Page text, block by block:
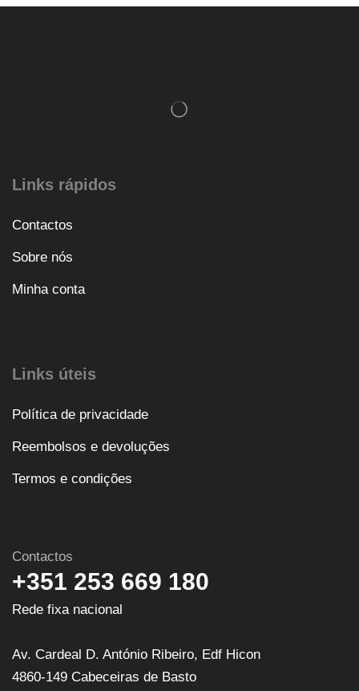
Links rápidos
Contactos
Sobre nós
Minha conta
Links úteis
Política de privacidade
Reembolsos e devoluções
Termos e condições
Contactos
+351 253 669 180
Rede fixa nacional
Av. Cardeal D. António Ribeiro, Edf Hicon
4860-149 Cabeceiras de Basto